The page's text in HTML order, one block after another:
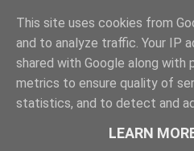
This site uses cookies from
and to analyze traffic. Your IP
shared with Google along with
metrics to ensure quality of
statistics, and to detect and
LEARN